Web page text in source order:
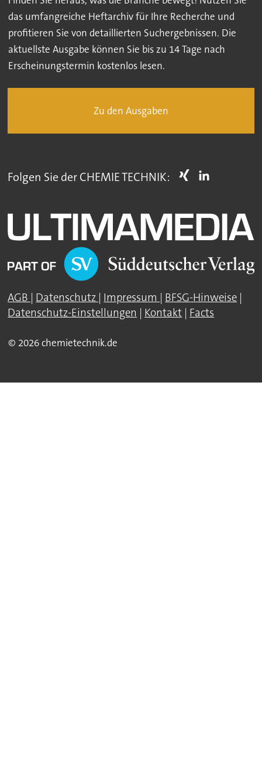
das umfangreiche Heftarchiv für Ihre Recherche und
profitieren Sie von detaillierten Suchergebnissen. Die
aktuellste Ausgabe können Sie bis zu 14 Tage nach
Erscheinungstermin kostenlos lesen.
Zu den Ausgaben
Folgen Sie der CHEMIE TECHNIK:
AGB | Datenschutz | Impressum | BFSG-Hinweise |
Datenschutz-Einstellungen | Kontakt | Facts
© 2026 chemietechnik.de